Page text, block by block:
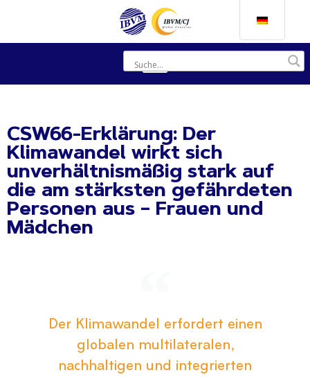
CSW66-Erklärung: Der
Klimawandel wirkt sich
unverhältnismäßig stark auf
die am stärksten gefährdeten
Personen aus – Frauen und
Mädchen
Der Klimawandel erfordert einen
globalen multilateralen,
nachhaltigen und integrierten